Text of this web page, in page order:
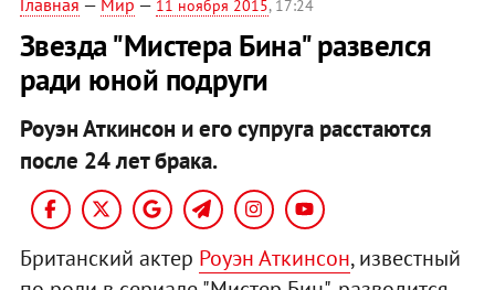
Главная — Мир — 11 ноября 2015, 17:24
Звезда "Мистера Бина" развелся
ради юной подруги
Роуэн Аткинсон и его супруга расстаются
после 24 лет брака.
Британский актер Роуэн Аткинсон, известный